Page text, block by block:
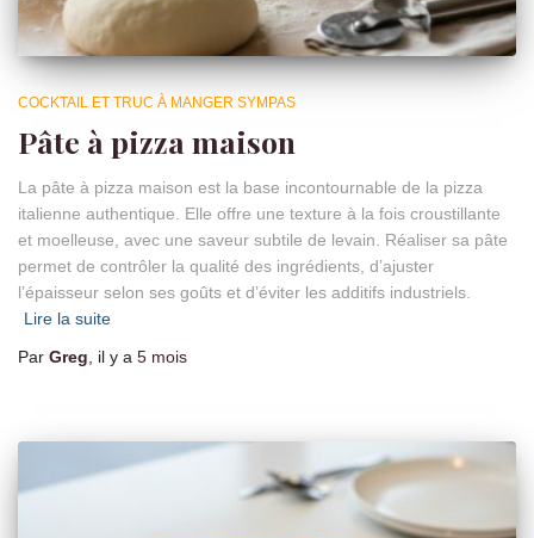
COCKTAIL ET TRUC À MANGER SYMPAS
Pâte à pizza maison
La pâte à pizza maison est la base incontournable de la pizza
italienne authentique. Elle offre une texture à la fois croustillante
et moelleuse, avec une saveur subtile de levain. Réaliser sa pâte
permet de contrôler la qualité des ingrédients, d’ajuster
l’épaisseur selon ses goûts et d’éviter les additifs industriels.
Lire la suite
Par Greg , il y a 5 mois